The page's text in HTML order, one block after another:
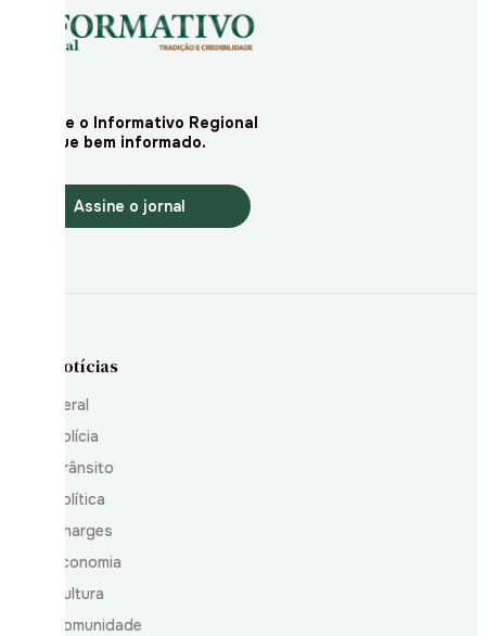
Assine o Informativo Regional
e fique bem informado.
Assine o jornal
Notícias
Geral
Polícia
Trânsito
Política
Charges
Economia
Cultura
Comunidade